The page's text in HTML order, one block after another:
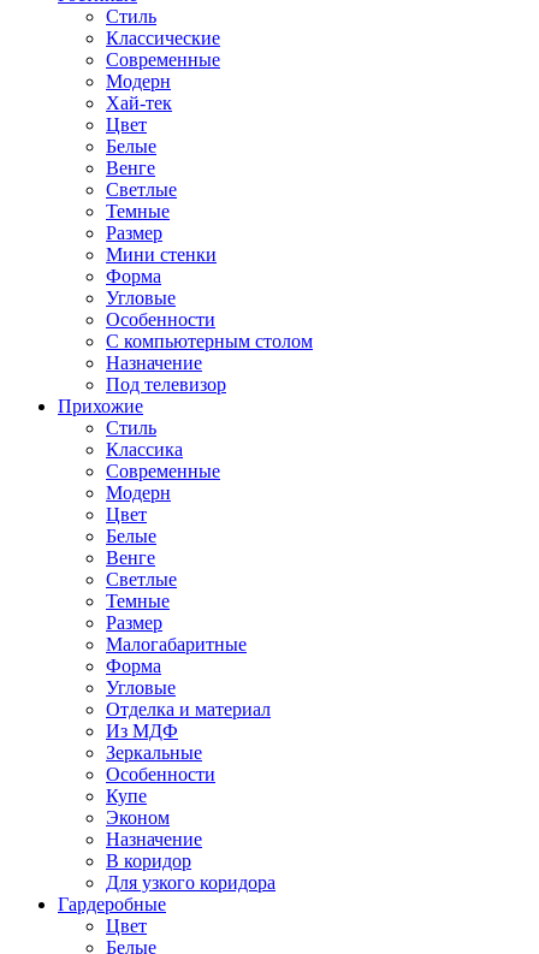
Стиль
Классические
Современные
Модерн
Хай-тек
Цвет
Белые
Венге
Светлые
Темные
Размер
Мини стенки
Форма
Угловые
Особенности
С компьютерным столом
Назначение
Под телевизор
Прихожие
Стиль
Классика
Современные
Модерн
Цвет
Белые
Венге
Светлые
Темные
Размер
Малогабаритные
Форма
Угловые
Отделка и материал
Из МДФ
Зеркальные
Особенности
Купе
Эконом
Назначение
В коридор
Для узкого коридора
Гардеробные
Цвет
Белые